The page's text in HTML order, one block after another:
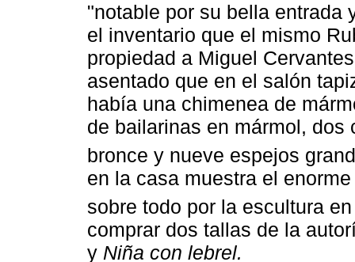
"notable por su bella entrada
el inventario que el mismo
propiedad a Miguel
asentado que en el salón
había una chimenea de
de bailarinas en mármol,
bronce y nueve espejos
en la casa muestra el
sobre todo por la escultura
comprar dos tallas de la
y Niña con lebrel.